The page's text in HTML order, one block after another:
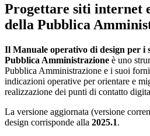
Progettare siti internet
della Pubblica
Il Manuale operativo di design per i
Pubblica Amministrazione è uno
Pubblica Amministrazione e i suoi
indicazioni operative per orientare e
realizzazione dei punti di contatto
La versione aggiornata (versione
design corrisponde alla 2025.1.